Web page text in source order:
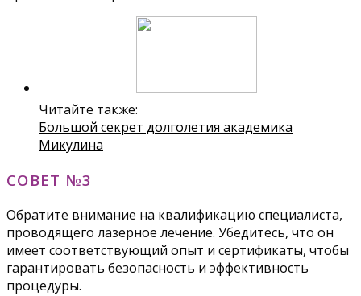
Читайте также:
Большой секрет долголетия академика
Микулина
СОВЕТ №3
Обратите внимание на квалификацию специалиста,
проводящего лазерное лечение. Убедитесь, что он
имеет соответствующий опыт и сертификаты, чтобы
гарантировать безопасность и эффективность
процедуры.